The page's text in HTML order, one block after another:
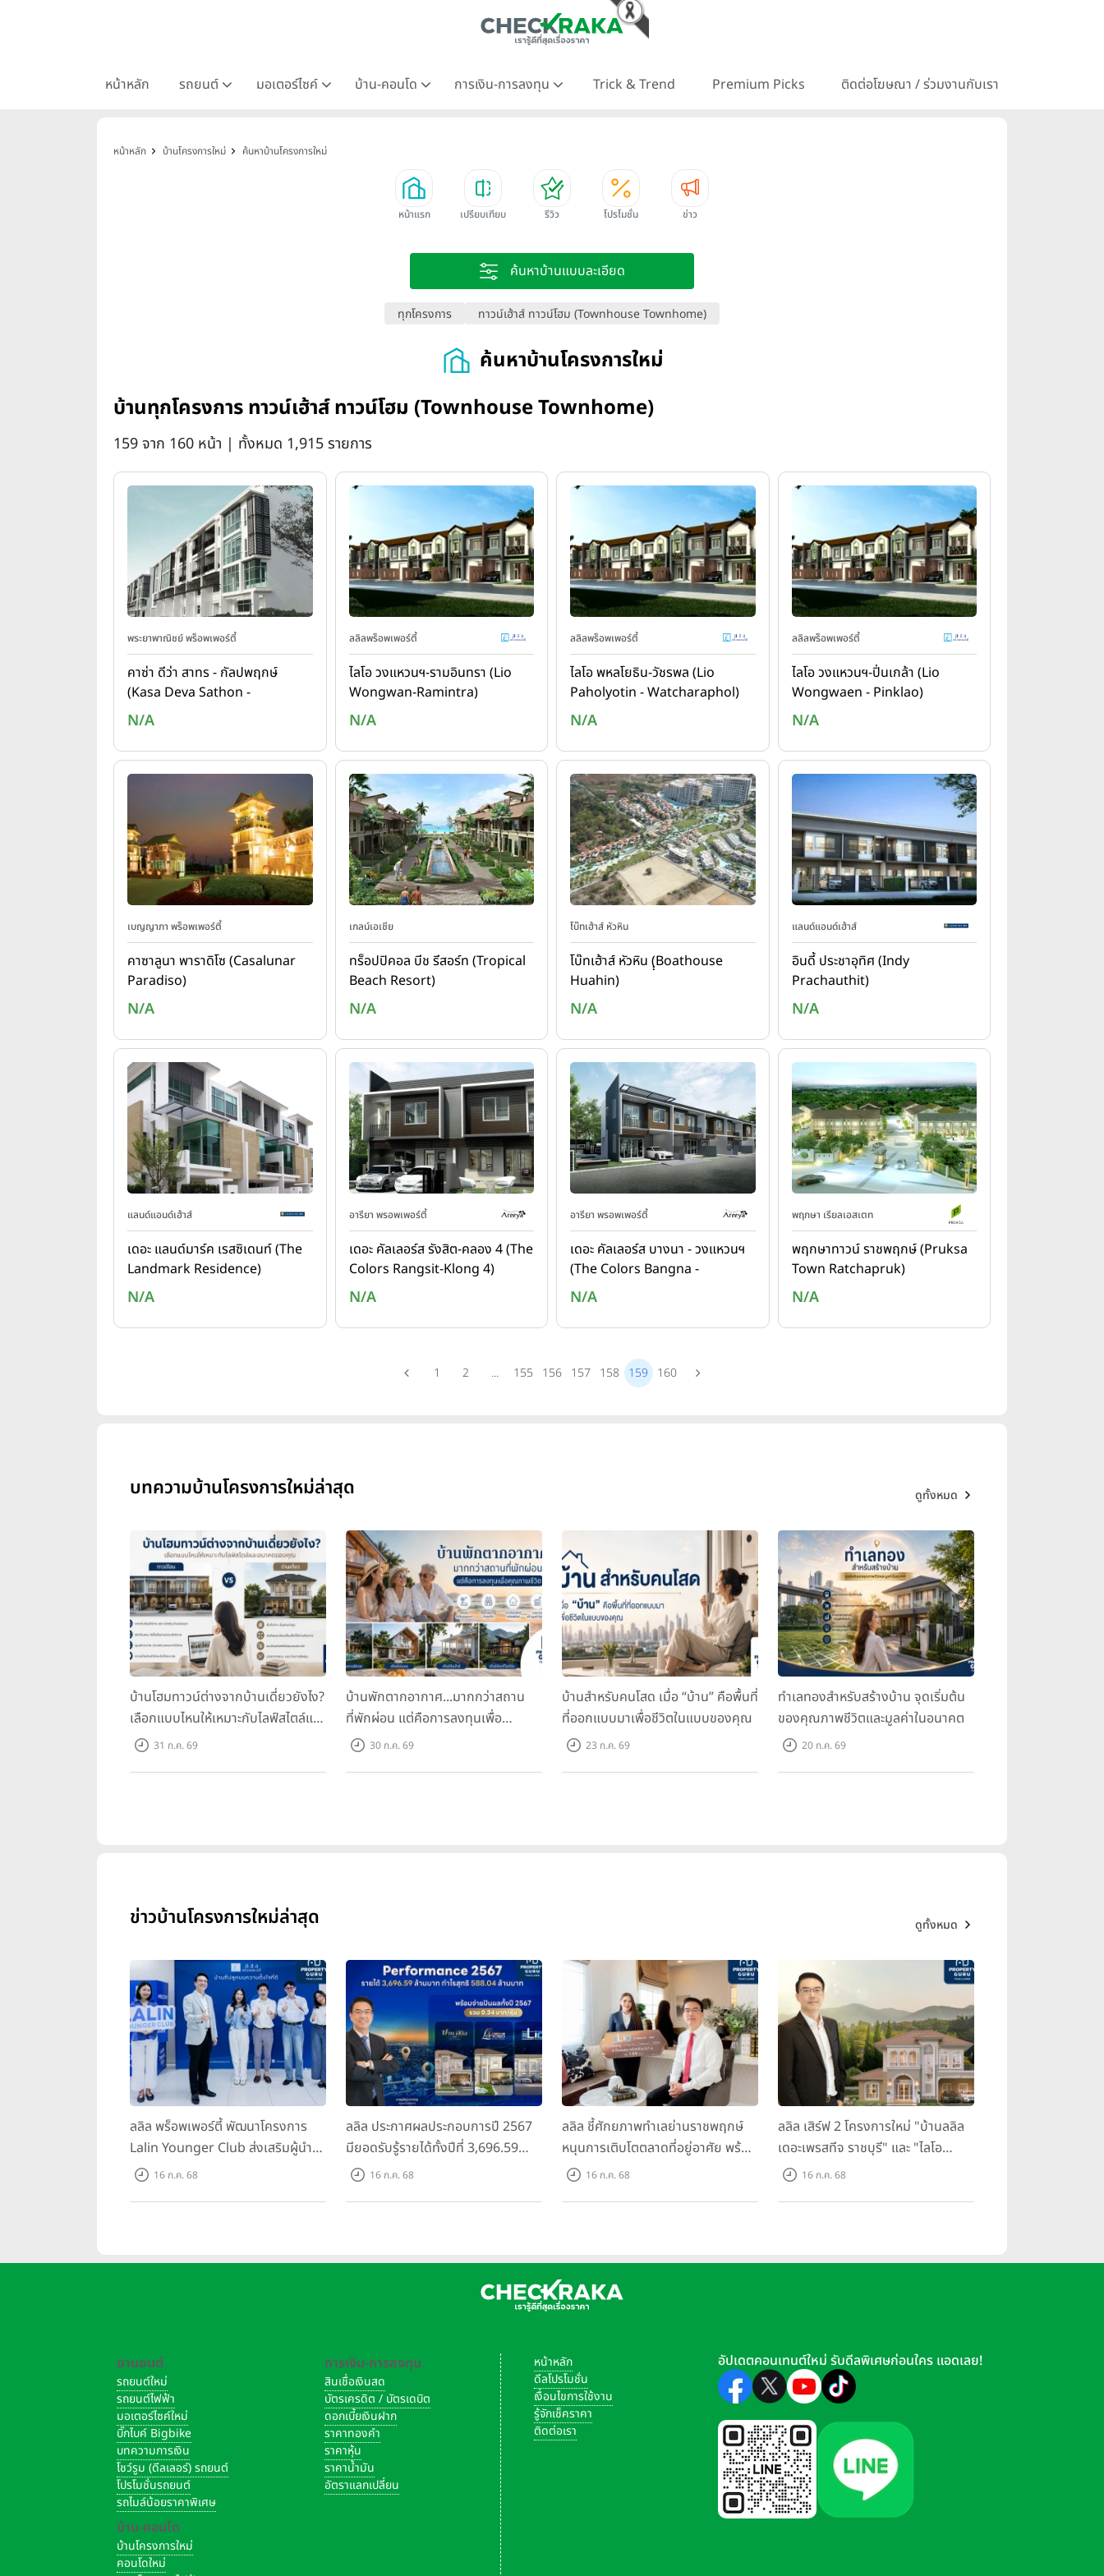
หน้าหลัก รถยนต์ มอเตอร์ไซค์ บ้าน-คอนโด การเงิน-การลงทุน Trick & Trend Premium Picks ติดต่อโฆษณา / ร่วมงานกับเรา
หน้าหลัก บ้านโครงการใหม่ ค้นหาบ้านโครงการใหม่
หน้าแรก เปรียบเทียบ รีวิว โปรโมชั่น ข่าว
ค้นหาบ้านแบบละเอียด
ทุกโครงการ ทาวน์เฮ้าส์ ทาวน์โฮม (Townhouse Townhome)
ค้นหาบ้านโครงการใหม่
บ้านทุกโครงการ ทาวน์เฮ้าส์ ทาวน์โฮม (Townhouse Townhome)
159 จาก 160 หน้า | ทั้งหมด 1,915 รายการ
พระยาพาณิชย์ พร็อพเพอร์ตี้
คาซ่า ดีว่า สาทร - กัลปพฤกษ์
(Kasa Deva Sathon -
Kanlapaphruek)
N/A
ลลิลพร็อพเพอร์ตี้
ไลโอ วงแหวนฯ-รามอินทรา (Lio
Wongwan-Ramintra)
N/A
ลลิลพร็อพเพอร์ตี้
ไลโอ พหลโยธิน-วัชรพล (Lio
Paholyotin - Watcharaphol)
N/A
ลลิลพร็อพเพอร์ตี้
ไลโอ วงแหวนฯ-ปิ่นเกล้า (Lio
Wongwaen - Pinklao)
N/A
เบญญาภา พร็อพเพอร์ตี้
คาซาลูนา พาราดิโซ (Casalunar
Paradiso)
N/A
เกลน์เอเชีย
ทร็อปปิคอล บีช รีสอร์ท (Tropical
Beach Resort)
N/A
โบ๊ทเฮ้าส์ หัวหิน
โบ๊ทเฮ้าส์ หัวหิน (ฺฺBoathouse
Huahin)
N/A
แลนด์แอนด์เฮ้าส์
อินดี้ ประชาอุทิศ (Indy
Prachauthit)
N/A
แลนด์แอนด์เฮ้าส์
เดอะ แลนด์มาร์ค เรสซิเดนท์ (The
Landmark Residence)
N/A
อารียา พรอพเพอร์ตี้
เดอะ คัลเลอร์ส รังสิต-คลอง 4 (The
Colors Rangsit-Klong 4)
N/A
อารียา พรอพเพอร์ตี้
เดอะ คัลเลอร์ส บางนา - วงแหวนฯ
(The Colors Bangna -
Wongwaen)
N/A
พฤกษา เรียลเอสเตท
พฤกษาทาวน์ ราชพฤกษ์ (Pruksa
Town Ratchapruk)
N/A
1 2 ... 155 156 157 158 159 160
บทความบ้านโครงการใหม่ล่าสุด ดูทั้งหมด
บ้านโฮมทาวน์ต่างจากบ้านเดี่ยวยังไง?
เลือกแบบไหนให้เหมาะกับไลฟ์สไตล์และ
อนาคตของคุณ
31 ก.ค. 69
บ้านพักตากอากาศ...มากกว่าสถาน
ที่พักผ่อน แต่คือการลงทุนเพื่อ
คุณภาพชีวิต
30 ก.ค. 69
บ้านสำหรับคนโสด เมื่อ “บ้าน” คือพื้นที่
ที่ออกแบบมาเพื่อชีวิตในแบบของคุณ
23 ก.ค. 69
ทำเลทองสำหรับสร้างบ้าน จุดเริ่มต้น
ของคุณภาพชีวิตและมูลค่าในอนาคต
20 ก.ค. 69
ข่าวบ้านโครงการใหม่ล่าสุด ดูทั้งหมด
ลลิล พร็อพเพอร์ตี้ พัฒนาโครงการ
Lalin Younger Club ส่งเสริมผู้นำ
รุ่นใหม่ พัฒนาองค์กรสู่อนาคต
16 ก.ค. 68
ลลิล ประกาศผลประกอบการปี 2567
มียอดรับรู้รายได้ทั้งปีที่ 3,696.59
ล้านบาท กำไรสุทธิ 588.04 ล้านบาท
16 ก.ค. 68
ลลิล ชี้ศักยภาพทำเลย่านราชพฤกษ์
หนุนการเติบโตตลาดที่อยู่อาศัย พร้อม
เปิดตัวโครงการใหม่ "ไลโอ
16 ก.ค. 68
ลลิล เสิร์ฟ 2 โครงการใหม่ "บ้านลลิล
เดอะเพรสทีจ ราชบุรี" และ "ไลโอ
ราชบุรี" บ้าน และทาวน์โฮมสไตล์
16 ก.ค. 68
ยานยนต์
รถยนต์ใหม่
รถยนต์ไฟฟ้า
มอเตอร์ไซค์ใหม่
บิ๊กไบค์ Bigbike
บทความการเงิน
โชว์รูม (ดีลเลอร์) รถยนต์
โปรโมชั่นรถยนต์
รถไมล์น้อยราคาพิเศษ
บ้าน-คอนโด
บ้านโครงการใหม่
คอนโดใหม่
การเงิน-การลงทุน
สินเชื่อเงินสด
บัตรเครดิต / บัตรเดบิต
ดอกเบี้ยเงินฝาก
ราคาทองคำ
ราคาหุ้น
ราคาน้ำมัน
อัตราแลกเปลี่ยน
หน้าหลัก
ดีลโปรโมชั่น
เงื่อนไขการใช้งาน
รู้จักเช็คราคา
ติดต่อเรา
อัปเดตคอนเทนต์ใหม่ รับดีลพิเศษก่อนใคร แอดเลย!